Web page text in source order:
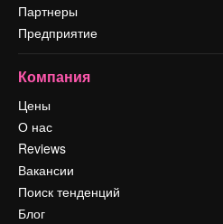
Партнеры
Предприятие
Компания
Цены
О нас
Reviews
Вакансии
Поиск тенденций
Блог